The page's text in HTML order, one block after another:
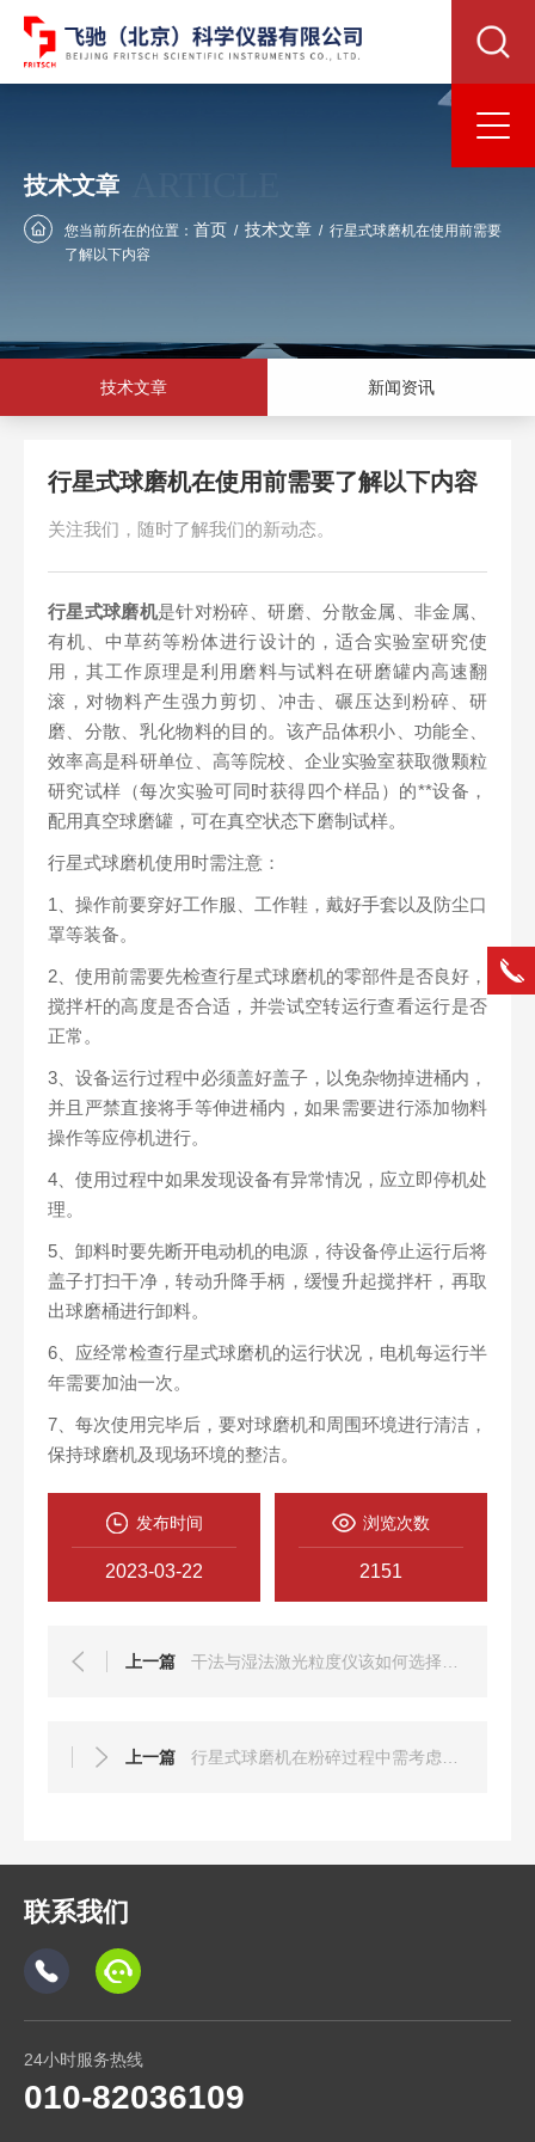
技术文章
您当前所在的位置： 首页 / 技术文章 / 行星式球磨机在使用前需要
了解以下内容
技术文章 新闻资讯
行星式球磨机在使用前需要了解以下内容
关注我们，随时了解我们的新动态。
行星式球磨机是针对粉碎、研磨、分散金属、非金属、
有机、中草药等粉体进行设计的，适合实验室研究使
用，其工作原理是利用磨料与试料在研磨罐内高速翻
滚，对物料产生强力剪切、冲击、碾压达到粉碎、研
磨、分散、乳化物料的目的。该产品体积小、功能全、
效率高是科研单位、高等院校、企业实验室获取微颗粒
研究试样（每次实验可同时获得四个样品）的**设备，
配用真空球磨罐，可在真空状态下磨制试样。
行星式球磨机使用时需注意：
1、操作前要穿好工作服、工作鞋，戴好手套以及防尘口
罩等装备。
2、使用前需要先检查行星式球磨机的零部件是否良好，
搅拌杆的高度是否合适，并尝试空转运行查看运行是否
正常。
3、设备运行过程中必须盖好盖子，以免杂物掉进桶内，
并且严禁直接将手等伸进桶内，如果需要进行添加物料
操作等应停机进行。
4、使用过程中如果发现设备有异常情况，应立即停机处
理。
5、卸料时要先断开电动机的电源，待设备停止运行后将
盖子打扫干净，转动升降手柄，缓慢升起搅拌杆，再取
出球磨桶进行卸料。
6、应经常检查行星式球磨机的运行状况，电机每运行半
年需要加油一次。
7、每次使用完毕后，要对球磨机和周围环境进行清洁，
保持球磨机及现场环境的整洁。
发布时间
2023-03-22
浏览次数
2151
上一篇
上一篇
联系我们
24小时服务热线
010-82036109